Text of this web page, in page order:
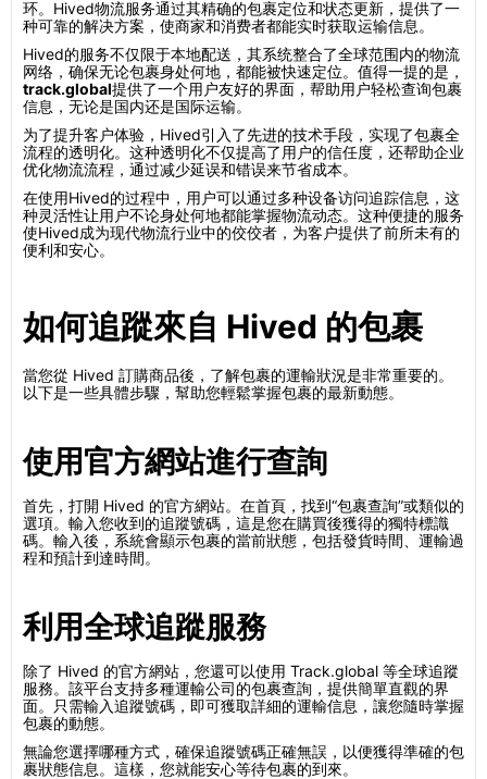
环。Hived物流服务通过其精确的包裹定位和状态更新，提供了一
种可靠的解决方案，使商家和消费者都能实时获取运输信息。
Hived的服务不仅限于本地配送，其系统整合了全球范围内的物流
网络，确保无论包裹身处何地，都能被快速定位。值得一提的是，
track.global提供了一个用户友好的界面，帮助用户轻松查询包裹
信息，无论是国内还是国际运输。
为了提升客户体验，Hived引入了先进的技术手段，实现了包裹全
流程的透明化。这种透明化不仅提高了用户的信任度，还帮助企业
优化物流流程，通过减少延误和错误来节省成本。
在使用Hived的过程中，用户可以通过多种设备访问追踪信息，这
种灵活性让用户不论身处何地都能掌握物流动态。这种便捷的服务
使Hived成为现代物流行业中的佼佼者，为客户提供了前所未有的
便利和安心。
如何追蹤來自 Hived 的包裹
當您從 Hived 訂購商品後，了解包裹的運輸狀況是非常重要的。
以下是一些具體步驟，幫助您輕鬆掌握包裹的最新動態。
使用官方網站進行查詢
首先，打開 Hived 的官方網站。在首頁，找到“包裹查詢”或類似的
選項。輸入您收到的追蹤號碼，這是您在購買後獲得的獨特標識
碼。輸入後，系統會顯示包裹的當前狀態，包括發貨時間、運輸過
程和預計到達時間。
利用全球追蹤服務
除了 Hived 的官方網站，您還可以使用 Track.global 等全球追蹤
服務。該平台支持多種運輸公司的包裹查詢，提供簡單直觀的界
面。只需輸入追蹤號碼，即可獲取詳細的運輸信息，讓您隨時掌握
包裹的動態。
無論您選擇哪種方式，確保追蹤號碼正確無誤，以便獲得準確的包
裹狀態信息。這樣，您就能安心等待包裹的到來。